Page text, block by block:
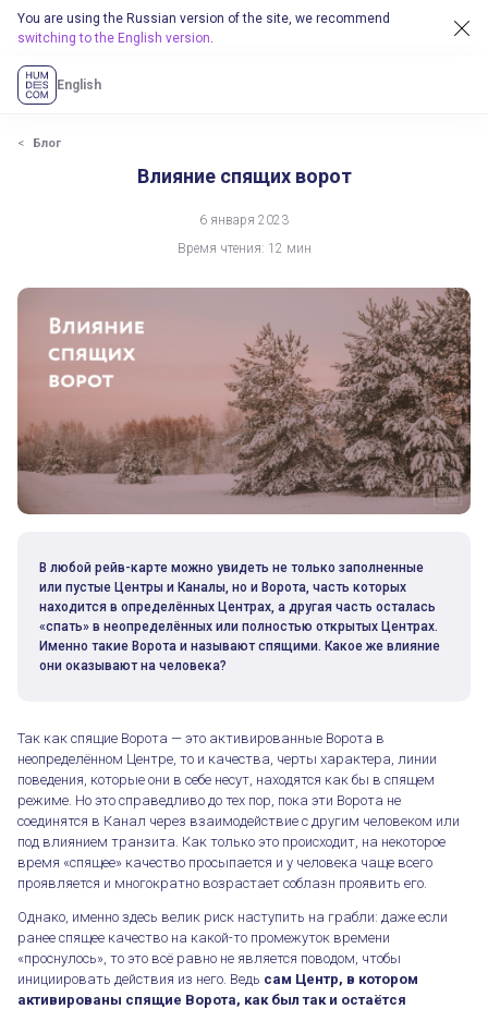
You are using the Russian version of the site, we recommend
switching to the English version.
English
Блог
Влияние спящих ворот
6 января 2023
Время чтения: 12 мин
В любой рейв-карте можно увидеть не только заполненные
или пустые Центры и Каналы, но и Ворота, часть которых
находится в определённых Центрах, а другая часть осталась
«спать» в неопределённых или полностью открытых Центрах.
Именно такие Ворота и называют спящими. Какое же влияние
они оказывают на человека?
Так как спящие Ворота — это активированные Ворота в
неопределённом Центре, то и качества, черты характера, линии
поведения, которые они в себе несут, находятся как бы в спящем
режиме. Но это справедливо до тех пор, пока эти Ворота не
соединятся в Канал через взаимодействие с другим человеком или
под влиянием транзита. Как только это происходит, на некоторое
время «спящее» качество просыпается и у человека чаще всего
проявляется и многократно возрастает соблазн проявить его.
Однако, именно здесь велик риск наступить на грабли: даже если
ранее спящее качество на какой-то промежуток времени
«проснулось», то это всё равно не является поводом, чтобы
инициировать действия из него. Ведь сам Центр, в котором
активированы спящие Ворота, как был так и остаётся